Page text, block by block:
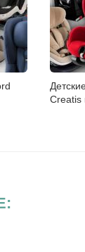
Creatis